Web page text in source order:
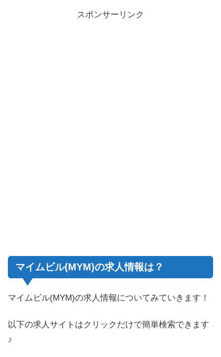
スポンサーリンク
マイムビル(MYM)の求人情報は？
マイムビル(MYM)の求人情報についてみていきます！
以下の求人サイトはクリックだけで簡単検索できます
♪